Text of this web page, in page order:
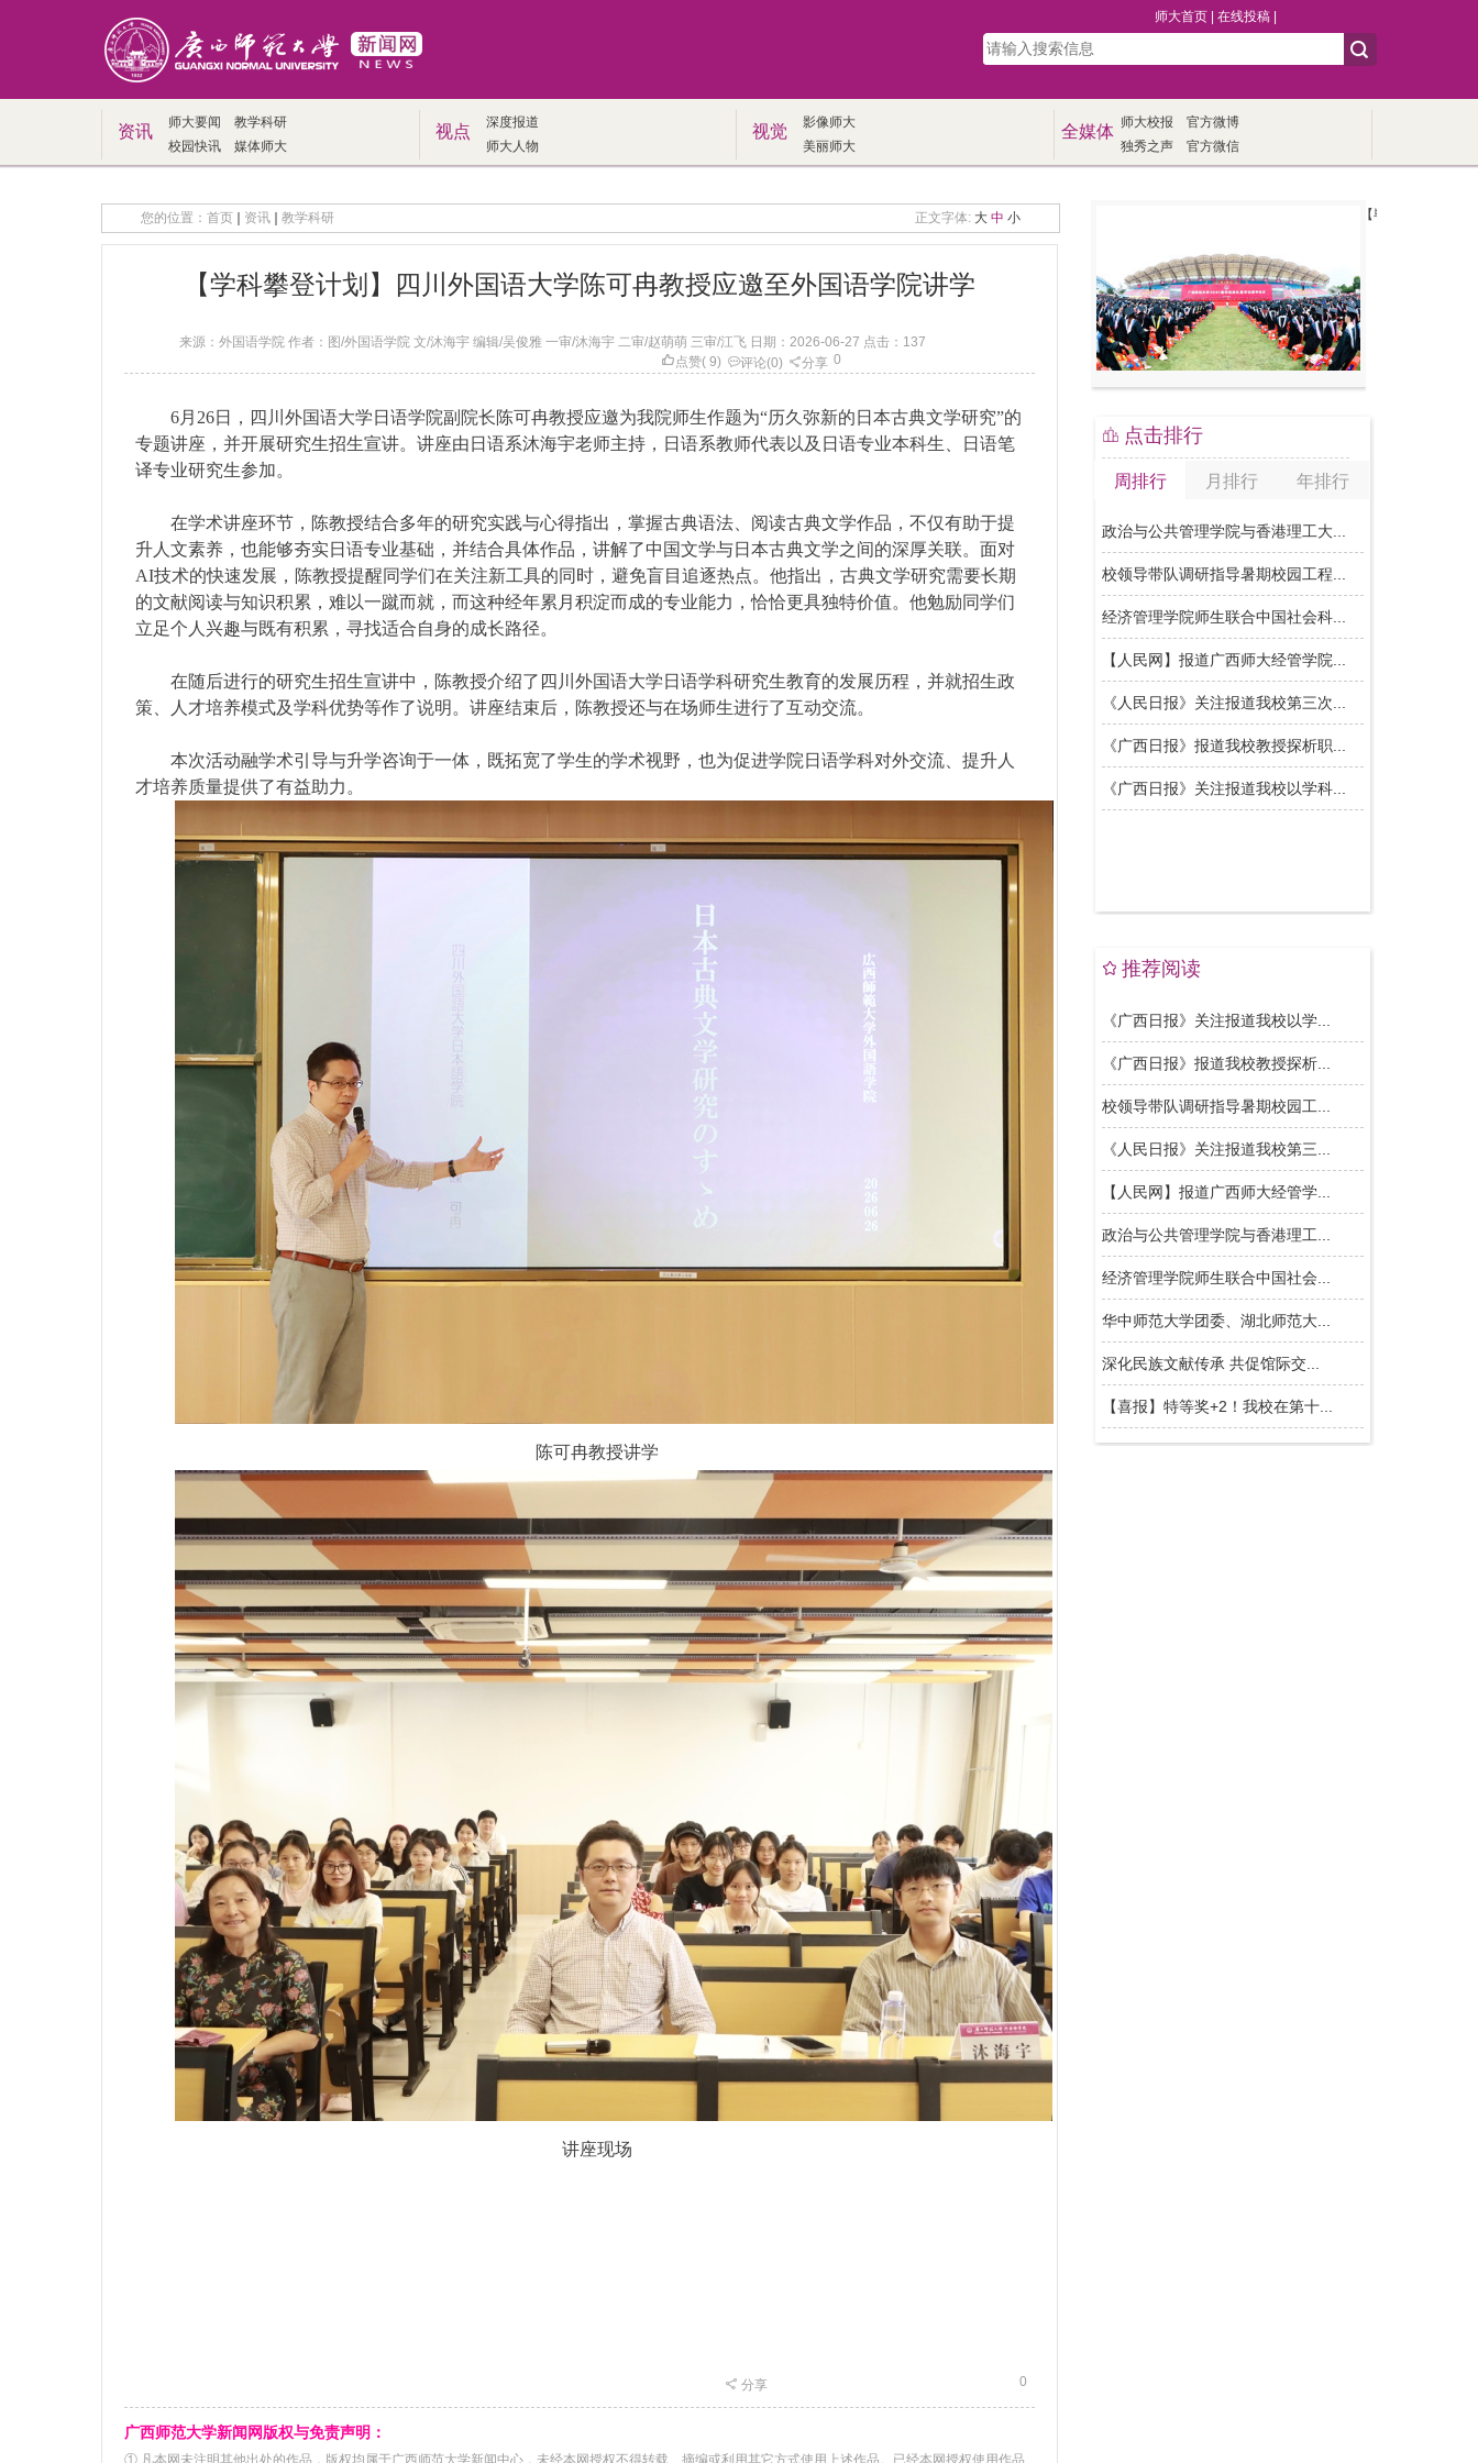
师大首页 在线投稿
资讯 师大要闻
教学科研
校园快讯
媒体师大
视点
深度报道
师大人物
视觉
影像师大
美丽师大
全媒体 师大校报
官方微博
独秀之声
官方微信
您的位置： 首页 资讯 教学科研 正文字体: 大 中 小
【学科攀登计划】四川外国语大学陈可冉教授应邀至外国语学院讲学
来源：外国语学院 作者：图/外国语学院 文/沐海宇 编辑/吴俊雅 一审/沐海宇 二审/赵萌萌 三审/江飞 日期：2026-06-27 点击： 137
点赞( 9) 评论(0) 分享 0
6月26日，四川外国语大学日语学院副院长陈可冉教授应邀为我院师生作题为“历久弥新的日本古典文学研究”的
专题讲座，并开展研究生招生宣讲。讲座由日语系沐海宇老师主持，日语系教师代表以及日语专业本科生、日语笔
译专业研究生参加。
在学术讲座环节，陈教授结合多年的研究实践与心得指出，掌握古典语法、阅读古典文学作品，不仅有助于提
升人文素养，也能够夯实日语专业基础，并结合具体作品，讲解了中国文学与日本古典文学之间的深厚关联。面对
AI技术的快速发展，陈教授提醒同学们在关注新工具的同时，避免盲目追逐热点。他指出，古典文学研究需要长期
的文献阅读与知识积累，难以一蹴而就，而这种经年累月积淀而成的专业能力，恰恰更具独特价值。他勉励同学们
立足个人兴趣与既有积累，寻找适合自身的成长路径。
在随后进行的研究生招生宣讲中，陈教授介绍了四川外国语大学日语学科研究生教育的发展历程，并就招生政
策、人才培养模式及学科优势等作了说明。讲座结束后，陈教授还与在场师生进行了互动交流。
本次活动融学术引导与升学咨询于一体，既拓宽了学生的学术视野，也为促进学院日语学科对外交流、提升人
才培养质量提供了有益助力。
陈可冉教授讲学
讲座现场
分享 0
广西师范大学新闻网版权与免责声明：
① 凡本网未注明其他出处的作品，版权均属于广西师范大学新闻中心，未经本网授权不得转载、摘编或利用其它方式使用上述作品。已经本网授权使用作品
【毕业季】我校举
点击排行
周排行 月排行 年排行
推荐阅读